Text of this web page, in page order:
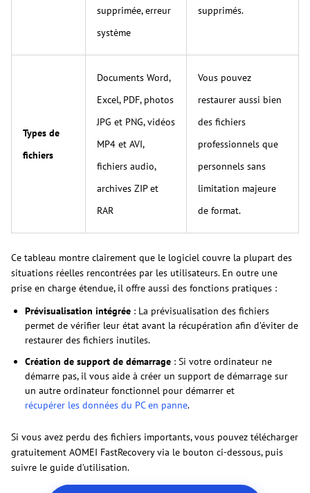
supprimée, erreur
système
supprimés.
Types de
fichiers
Documents Word,
Excel, PDF, photos
JPG et PNG, vidéos
MP4 et AVI,
fichiers audio,
archives ZIP et
RAR
Vous pouvez
restaurer aussi bien
des fichiers
professionnels que
personnels sans
limitation majeure
de format.
Ce tableau montre clairement que le logiciel couvre la plupart des
situations réelles rencontrées par les utilisateurs. En outre une
prise en charge étendue, il offre aussi des fonctions pratiques :
Prévisualisation intégrée : La prévisualisation des fichiers
permet de vérifier leur état avant la récupération afin d’éviter de
restaurer des fichiers inutiles.
Création de support de démarrage : Si votre ordinateur ne
démarre pas, il vous aide à créer un support de démarrage sur
un autre ordinateur fonctionnel pour démarrer et
récupérer les données du PC en panne.
Si vous avez perdu des fichiers importants, vous pouvez télécharger
gratuitement AOMEI FastRecovery via le bouton ci-dessous, puis
suivre le guide d’utilisation.